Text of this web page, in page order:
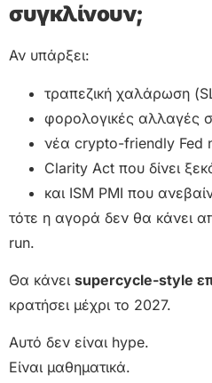
συγκλίνουν;
Αν υπάρξει:
τραπεζική χαλάρωση
φορολογικές αλλαγές
νέα crypto-friendly Fed
Clarity Act που δίνει
και ISM PMI που
τότε η αγορά δεν θα κάνει
run.
Θα κάνει supercycle-style
κρατήσει μέχρι το 2027.
Αυτό δεν είναι hype.
Είναι μαθηματικά.